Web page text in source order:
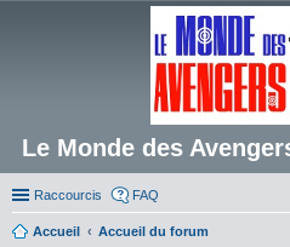
Le Monde des
Raccourcis FAQ
Accueil
Accueil du forum